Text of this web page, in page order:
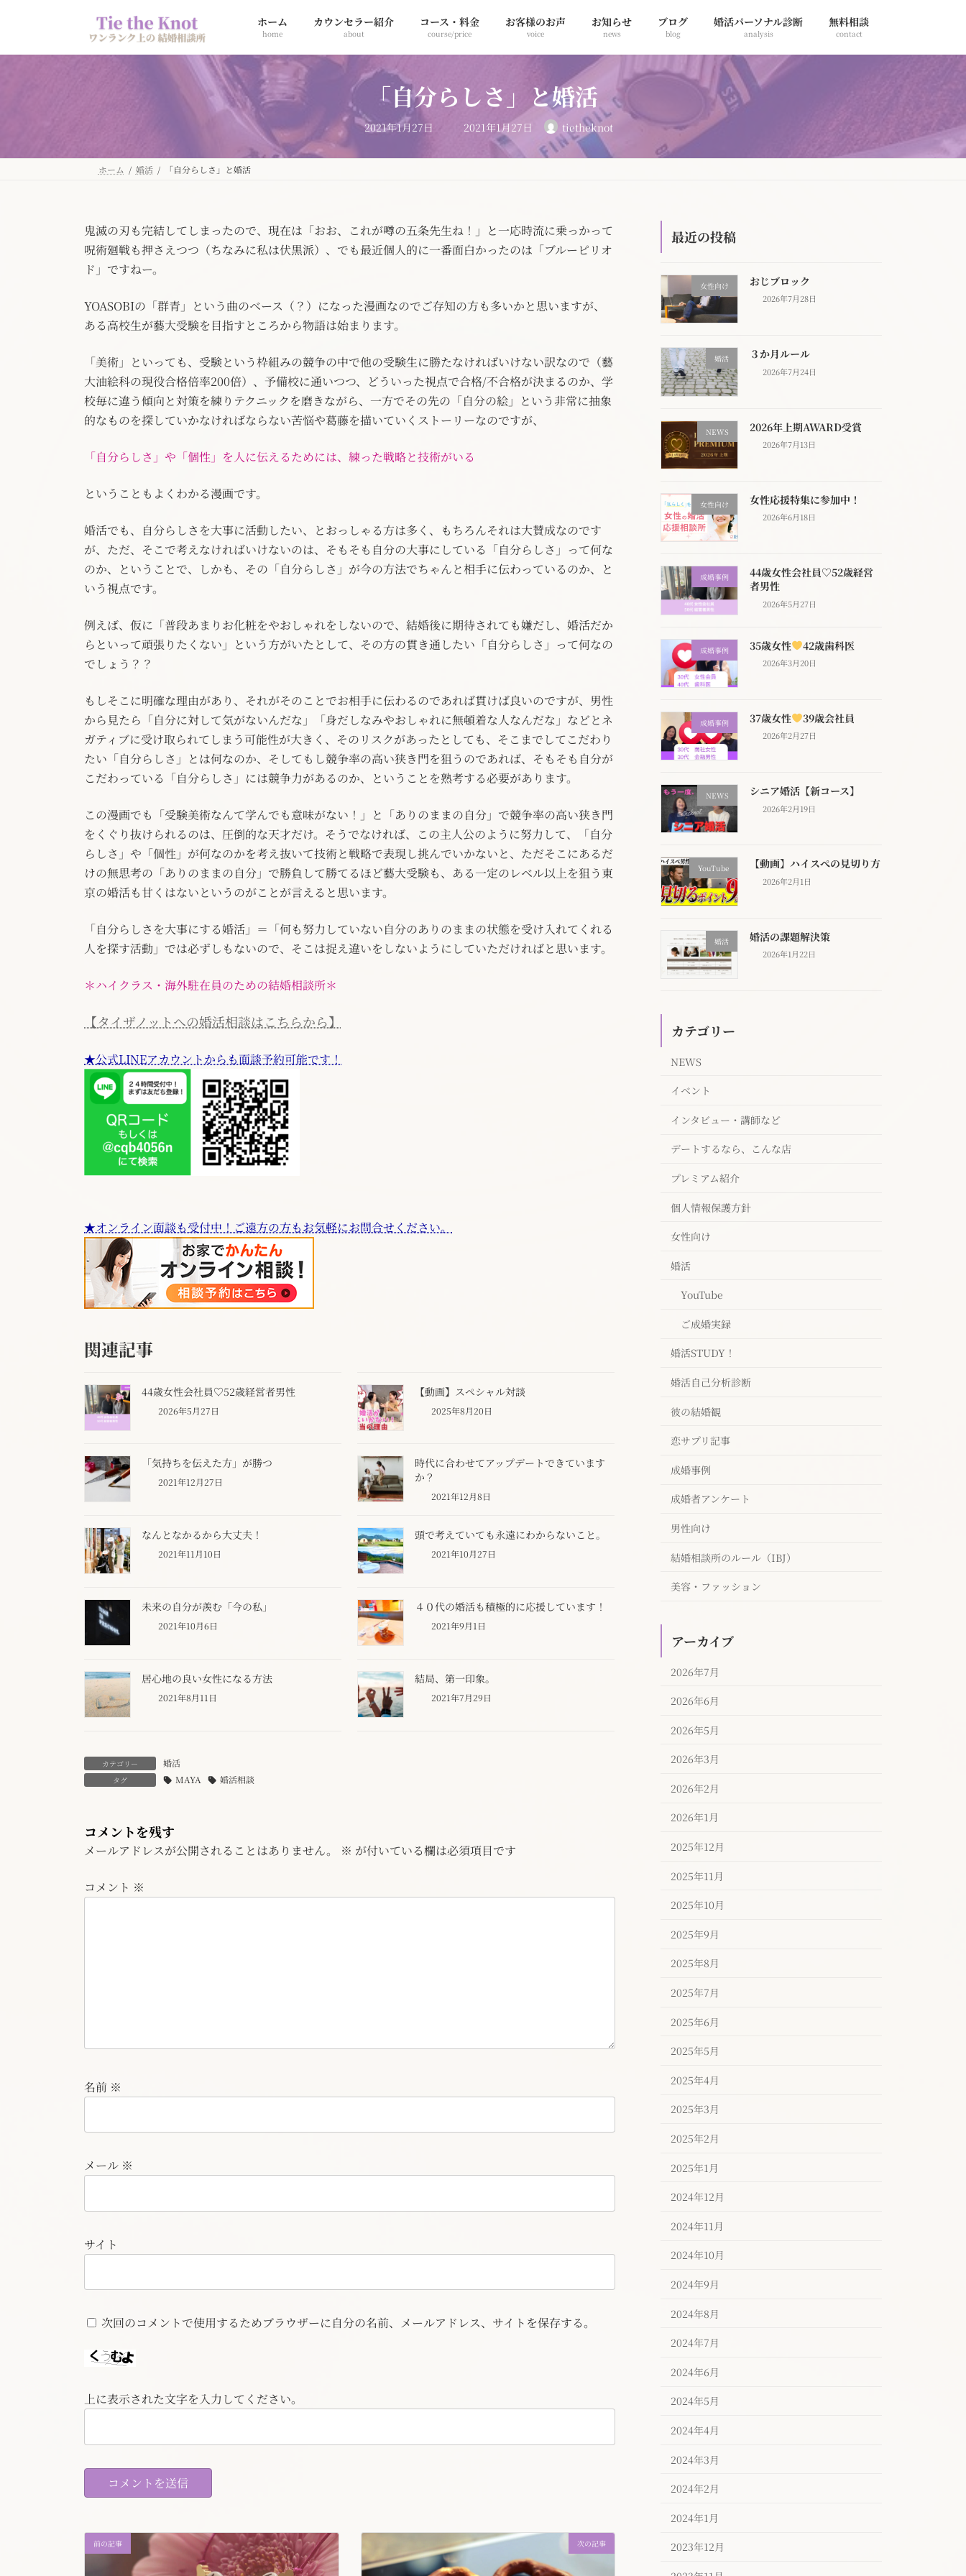
ン
プ
ー
動
ホーム
home
カウンセラー紹介
about
コース・料金
course/price
お客様のお声
voice
お知らせ
news
ブログ
blog
婚活パーソナル診断
analysis
無料相談
contact
「自分らしさ」と婚活
2021年1月27日 最
終
日
2021年1月27日 tietheknot
ホーム 婚活 「自分らしさ」と婚活
鬼滅の刃も完結してしまったので、現在は「おお、これが噂の五条先生ね！」と一応時流に乗っかって
呪術廻戦も押さえつつ（ちなみに私は伏黒派）、でも最近個人的に一番面白かったのは「ブルーピリオ
ド」ですねー。
YOASOBIの「群青」という曲のベース（？）になった漫画なのでご存知の方も多いかと思いますが、
ある高校生が藝大受験を目指すところから物語は始まります。
「美術」といっても、受験という枠組みの競争の中で他の受験生に勝たなければいけない訳なので（藝
大油絵科の現役合格倍率200倍）、予備校に通いつつ、どういった視点で合格/不合格が決まるのか、学
校毎に違う傾向と対策を練りテクニックを磨きながら、一方でその先の「自分の絵」という非常に抽象
的なものを探していかなければならない苦悩や葛藤を描いていくストーリーなのですが、
「自分らしさ」や「個性」を人に伝えるためには、練った戦略と技術がいる
ということもよくわかる漫画です。
婚活でも、自分らしさを大事に活動したい、とおっしゃる方は多く、もちろんそれは大賛成なのです
が、ただ、そこで考えなければいけないのは、そもそも自分の大事にしている「自分らしさ」って何な
のか、ということで、しかも、その「自分らしさ」が今の方法でちゃんと相手に伝わっているのか、と
いう視点です。
例えば、仮に「普段あまりお化粧をやおしゃれをしないので、結婚後に期待されても嫌だし、婚活だか
らといって頑張りたくない」という方がいたとして、その方の貫き通したい「自分らしさ」って何なの
でしょう？？
もしそこに明確な理由があり、それがそのことでお相手に伝わるのであれば貫けば良いのですが、男性
から見たら「自分に対して気がないんだな」「身だしなみやおしゃれに無頓着な人なんだな」などとネ
ガティブに受け取られてしまう可能性が大きく、そのリスクがあったとしても、そこまでしてこだわり
たい「自分らしさ」とは何なのか、そしてもし競争率の高い狭き門を狙うのであれば、そもそも自分が
こだわっている「自分らしさ」には競争力があるのか、ということを熟考する必要があります。
この漫画でも「受験美術なんて学んでも意味がない！」と「ありのままの自分」で競争率の高い狭き門
をくぐり抜けられるのは、圧倒的な天才だけ。そうでなければ、この主人公のように努力して、「自分
らしさ」や「個性」が何なのかを考え抜いて技術と戦略で表現し挑んでいかないと、ただそこにあるだ
けの無思考の「ありのままの自分」で勝負して勝てるほど藝大受験も、ある一定のレベル以上を狙う東
京の婚活も甘くはないというのがことが言えると思います。
「自分らしさを大事にする婚活」＝「何も努力していない自分のありのままの状態を受け入れてくれる
人を探す活動」では必ずしもないので、そこは捉え違いをしないようにしていただければと思います。
＊ハイクラス・海外駐在員のための結婚相談所＊
【タイザノットへの婚活相談はこちらから】
★公式LINEアカウントからも面談予約可能です！
★オンライン面談も受付中！ご遠方の方もお気軽にお問合せください。
関連記事
44歳女性会社員♡52歳経営者男性
2026年5月27日
【動画】スペシャル対談
2025年8月20日
「気持ちを伝えた方」が勝つ
2021年12月27日
時代に合わせてアップデートできています
か？
2021年12月8日
なんとなかるから大丈夫！
2021年11月10日
頭で考えていても永遠にわからないこと。
2021年10月27日
未来の自分が羨む「今の私」
2021年10月6日
４０代の婚活も積極的に応援しています！
2021年9月1日
居心地の良い女性になる方法
2021年8月11日
結局、第一印象。
2021年7月29日
カテゴリー 婚活
タグ MAYA 婚活相談
コメントを残す
メールアドレスが公開されることはありません。 ※ が付いている欄は必須項目です
コメント ※
名前 ※
メール ※
サイト
次回のコメントで使用するためブラウザーに自分の名前、メールアドレス、サイトを保存する。
上に表示された文字を入力してください。
前の記事 次の記事
最近の投稿
女性向け おじブロック
2026年7月28日
婚活 ３か月ルール
2026年7月24日
NEWS 2026年上期AWARD受賞
2026年7月13日
女性向け 女性応援特集に参加中！
2026年6月18日
成婚事例
44歳女性会社員♡52歳経営
者男性
2026年5月27日
成婚事例 35歳女性 42歳歯科医
2026年3月20日
成婚事例 37歳女性 39歳会社員
2026年2月27日
NEWS シニア婚活【新コース】
2026年2月19日
YouTube 【動画】ハイスぺの見切り方
2026年2月1日
婚活 婚活の課題解決策
2026年1月22日
カテゴリー
NEWS
イベント
インタビュー・講師など
デートするなら、こんな店
プレミアム紹介
個人情報保護方針
女性向け
婚活
YouTube
ご成婚実録
婚活STUDY！
婚活自己分析診断
彼の結婚観
恋サプリ記事
成婚事例
成婚者アンケート
男性向け
結婚相談所のルール（IBJ）
美容・ファッション
アーカイブ
2026年7月
2026年6月
2026年5月
2026年3月
2026年2月
2026年1月
2025年12月
2025年11月
2025年10月
2025年9月
2025年8月
2025年7月
2025年6月
2025年5月
2025年4月
2025年3月
2025年2月
2025年1月
2024年12月
2024年11月
2024年10月
2024年9月
2024年8月
2024年7月
2024年6月
2024年5月
2024年4月
2024年3月
2024年2月
2024年1月
2023年12月